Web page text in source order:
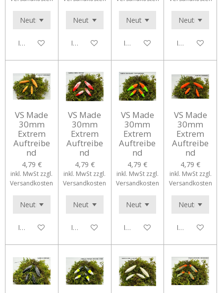
In den WarenkorbIn den WarenkorbIn den WarenkorbIn den
VS Made
30mm
Extrem
Auftreibe
nd
4,79 €
inkl. MwSt zzgl.
Versandkosten
In den Warenkorb
VS Made
30mm
Extrem
Auftreibe
nd
4,79 €
inkl. MwSt zzgl.
Versandkosten
In den Warenkorb
VS Made
30mm
Extrem
Auftreibe
nd
4,79 €
inkl. MwSt zzgl.
Versandkosten
In den Warenkorb
VS Made
30mm
Extrem
Auftreibe
nd
4,79 €
inkl. MwSt zzgl.
Versandkosten
In den